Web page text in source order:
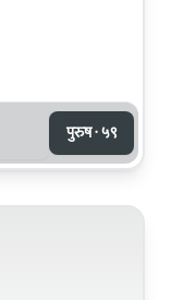
पुरुष · ५९